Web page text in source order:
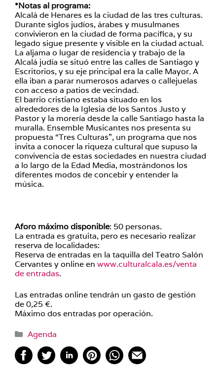
*Notas al programa:
Alcalá de Henares es la ciudad de las tres culturas.
Durante siglos judíos, árabes y musulmanes
convivieron en la ciudad de forma pacífica, y su
legado sigue presente y visible en la ciudad actual.
La aljama o lugar de residencia y trabajo de la
Alcalá judía se situó entre las calles de Santiago y
Escritorios, y su eje principal era la calle Mayor. A
ella iban a parar numerosos adarves o callejuelas
con acceso a patios de vecindad.
El barrio cristiano estaba situado en los
alrededores de la Iglesia de los Santos Justo y
Pastor y la morería desde la calle Santiago hasta la
muralla. Ensemble Musicantes nos presenta su
propuesta “Tres Culturas”, un programa que nos
invita a conocer la riqueza cultural que supuso la
convivencia de estas sociedades en nuestra ciudad
a lo largo de la Edad Media, mostrándonos los
diferentes modos de concebir y entender la
música.
Aforo máximo disponible: 50 personas.
La entrada es gratuita, pero es necesario realizar
reserva de localidades:
Reserva de entradas en la taquilla del Teatro Salón
Cervantes y online en www.culturalcala.es/venta
de entradas.
Las entradas online tendrán un gasto de gestión
de 0,25 €.
Máximo dos entradas por operación.
Categorías
Agenda